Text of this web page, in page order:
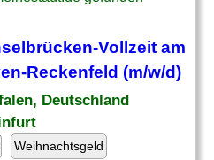
Vollzeit am
Reckenfeld (m/w/d)
Deutschland
Weihnachtsgeld